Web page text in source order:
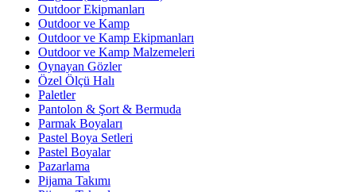
Outdoor Ekipmanları
Outdoor ve Kamp
Outdoor ve Kamp Ekipmanları
Outdoor ve Kamp Malzemeleri
Oynayan Gözler
Özel Ölçü Halı
Paletler
Pantolon & Şort & Bermuda
Parmak Boyaları
Pastel Boya Setleri
Pastel Boyalar
Pazarlama
Pijama Takımı